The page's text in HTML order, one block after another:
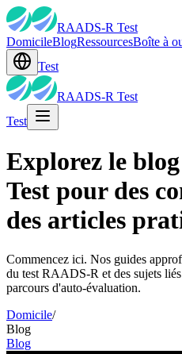
RAADS-R Test
DomicileBlogRessourcesBoîte à
Test
RAADS-R Test
Test
Explorez le
Test pour des
des articles
Commencez ici. Nos guides
du test RAADS-R et des sujets
parcours d'auto-évaluation.
Domicile/
Blog
Blog